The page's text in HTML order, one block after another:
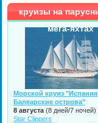
круизы на
мега-яхтах
Морской круиз "Испания
Балеарские острова"
8 августа (8 дней/7 ночей)
Star Clippers